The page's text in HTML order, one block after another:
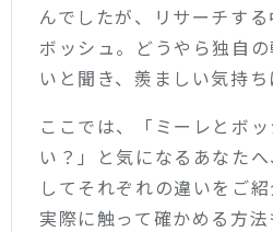
んでしたが、リサーチす
ボッシュ。どうやら独自
いと聞き、羨ましい気持ち
ここでは、「ミーレとボ
い？」と気になるあなた
してそれぞれの違いをご紹
実際に触って確かめる方法